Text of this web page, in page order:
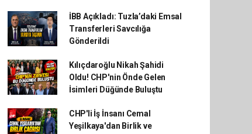
İBB Açıkladı: Tuzla’daki Emsal
Transferleri Savcılığa
Gönderildi
Kılıçdaroğlu Nikah Şahidi
Oldu! CHP'nin Önde Gelen
İsimleri Düğünde Buluştu
CHP'li İş İnsanı Cemal
Yeşilkaya'dan Birlik ve